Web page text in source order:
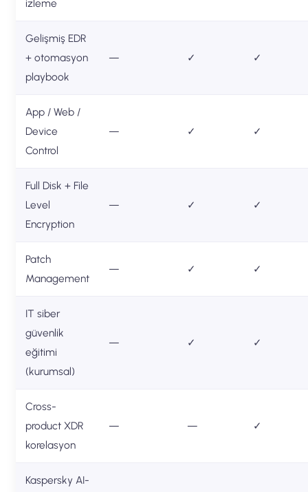
izleme
Gelişmiş EDR
+ otomasyon
playbook
— ✓ ✓
App / Web /
Device
Control
— ✓ ✓
Full Disk + File
Level
Encryption
— ✓ ✓
Patch
Management
— ✓ ✓
IT siber
güvenlik
eğitimi
(kurumsal)
— ✓ ✓
Cross-
product XDR
korelasyon
— — ✓
Kaspersky AI-